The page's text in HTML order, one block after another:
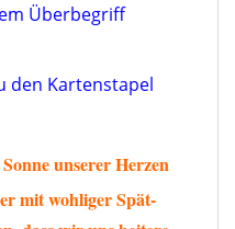
Überbegriff
den Kartenstapel
unserer Herzen
mit wohliger Spät-